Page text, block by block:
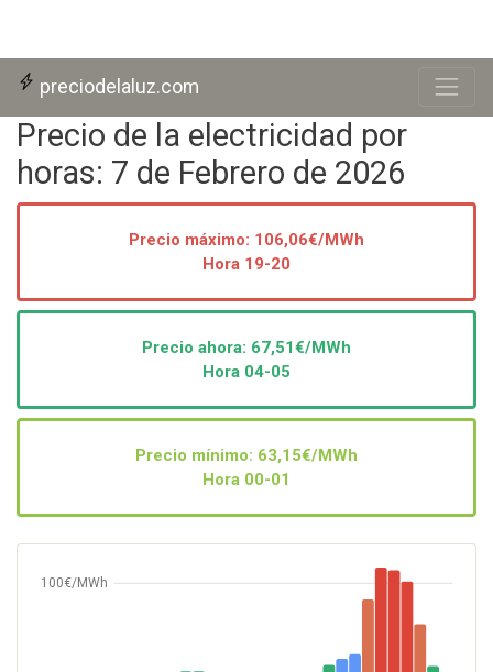
preciodelaluz.com
Precio de la electricidad por
horas: 7 de Febrero de 2026
Precio máximo: 106,06€/MWh
Hora 19-20
Precio ahora: 67,51€/MWh
Hora 04-05
Precio mínimo: 63,15€/MWh
Hora 00-01
100€/MWh